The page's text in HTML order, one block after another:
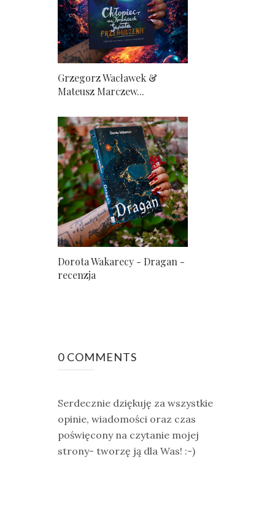
Grzegorz Wacławek &
Mateusz Marczew...
Dorota Wakarecy - Dragan -
recenzja
0 COMMENTS
Serdecznie dziękuję za wszystkie
opinie, wiadomości oraz czas
poświęcony na czytanie mojej
strony- tworzę ją dla Was! :-)